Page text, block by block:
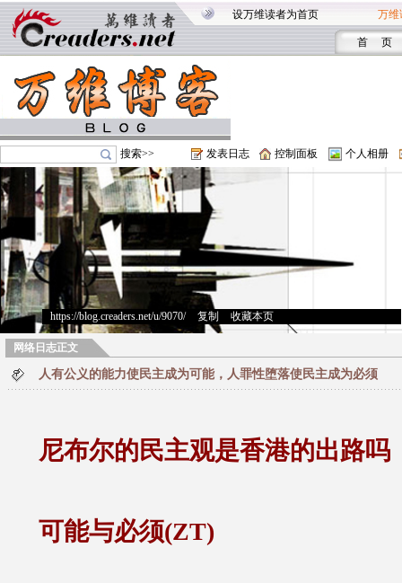
设万维读者为首页 万维
首 页
搜索>> 发表日志 控制面板 个人相册
https://blog.creaders.net/u/9070/> 复制 收藏本页
网络日志正文
人有公义的能力使民主成为可能，人罪性堕落使民主成为必须
尼布尔的民主观是香港的出路吗
可能与必须(ZT)